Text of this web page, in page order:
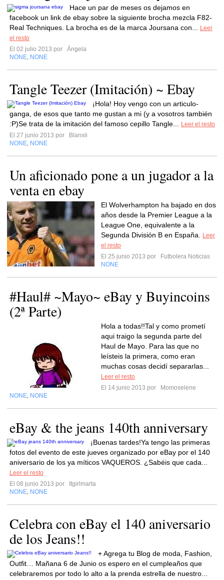
Hace un par de meses os dejamos en
facebook un link de ebay sobre la siguiente brocha mezcla F82-
Real Techniques. La brocha es de la marca Joursana con...
Leer
el resto
El 02 julio 2013 por
Ángela
NONE NONE
Tangle Teezer (Imitación) ~ Ebay
¡Hola! Hoy vengo con un articulo-
ganga, de esos que tanto me gustan a mi (y a vosotros también
:P)Se trata de la imitación del famoso cepillo Tangle...
Leer el resto
El 27 junio 2013 por
Blanxii
NONE NONE
Un aficionado pone a un jugador a la
venta en ebay
El Wolverhampton ha bajado en dos
años desde la Premier League a la
League One, equivalente a la
Segunda División B en España.
Leer
el resto
El 25 junio 2013 por
Futbolera Noticias
NONE
#Haul# ~Mayo~ eBay y Buyincoins
(2ª Parte)
Hola a todas!!Tal y como prometí
aqui traigo la segunda parte del
Haul de Mayo. Para las que no
leísteis la primera, como eran
muchas cosas decidí separarlas...
Leer el resto
El 14 junio 2013 por
Momoselene
NONE NONE
eBay & the jeans 140th anniversary
¡Buenas tardes!Ya tengo las primeras
fotos del evento de este jueves organizado por eBay por el 140
aniversario de los ya míticos VAQUEROS. ¿Sabéis que cada...
Leer el resto
El 08 junio 2013 por
Itgirlmarta
NONE NONE
Celebra con eBay el 140 aniversario
de los Jeans!!
+ Agrega tu Blog de moda, Fashion,
Outfit… Mañana 6 de Junio os espero en el cumpleaños que
celebraremos por todo lo alto a la prenda estrella de nuestro...